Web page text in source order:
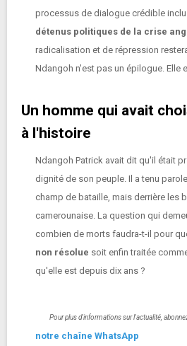
processus de dialogue crédible
détenus politiques de la crise
radicalisation et de répression
Ndangoh n'est pas un épilogue. Elle
Un homme qui avait
à l'histoire
Ndangoh Patrick avait dit qu'il était
dignité de son peuple. Il a tenu
champ de bataille, mais derrière les
camerounaise. La question qui
combien de morts faudra-t-il pour
non résolue soit enfin traitée
qu'elle est depuis dix ans ?
Pour plus d'informations sur l'actualité,
notre chaîne WhatsApp